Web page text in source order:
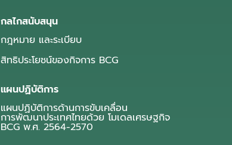
กลไกสนับสนุน
กฎหมาย และระเบียบ
สิทธิประโยชน์ของกิจการ BCG
แผนปฏิบัติการ
แผนปฏิบัติการด้านการขับเคลื่อน
การพัฒนาประเทศไทยด้วย โมเดลเศรษฐกิจ
BCG พ.ศ. 2564-2570